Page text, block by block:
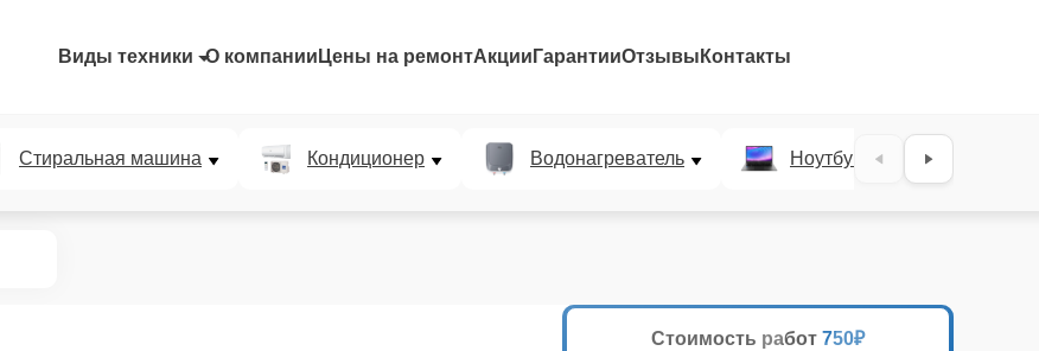
Виды техники О компании Цены на ремонтАкции ГарантииОтзывы Контакты
Стиральная машина Кондиционер Водонагреватель Ноутбук
Стоимость работ 750₽